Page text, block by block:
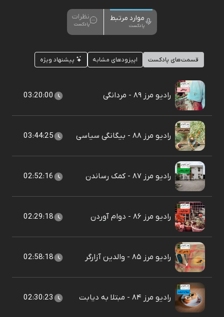
موارد مرتبط
پادکست
نظرات
پادکست
قسمت‌های پادکست اپیزودهای مشابه پیشنهاد ویژه
رادیو مرز ۸۹ - مردانگی 03:20:00
رادیو مرز ۸۸ - بیگانگی سیاسی 03:44:25
رادیو مرز ۸۷ - کمک رساندن 02:52:16
رادیو مرز ۸۶ - دوام آوردن 02:29:18
رادیو مرز ۸۵ - والدین آزارگر 02:58:18
رادیو مرز ۸۴ - مبتلا به دیابت 02:30:23